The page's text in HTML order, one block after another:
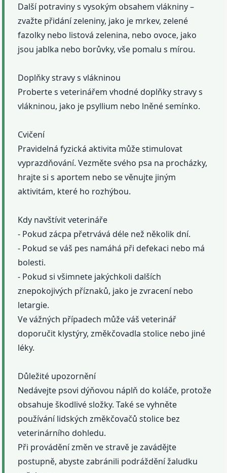
Další potraviny s vysokým obsahem vlákniny –
zvažte přidání zeleniny, jako je mrkev, zelené
fazolky nebo listová zelenina, nebo ovoce, jako
jsou jablka nebo borůvky, vše pomalu s mírou.
Doplňky stravy s vlákninou
Proberte s veterinářem vhodné doplňky stravy s
vlákninou, jako je psyllium nebo lněné semínko.
Cvičení
Pravidelná fyzická aktivita může stimulovat
vyprazdňování. Vezměte svého psa na procházky,
hrajte si s aportem nebo se věnujte jiným
aktivitám, které ho rozhýbou.
Kdy navštívit veterináře
- Pokud zácpa přetrvává déle než několik dní.
- Pokud se váš pes namáhá při defekaci nebo má
bolesti.
- Pokud si všimnete jakýchkoli dalších
znepokojivých příznaků, jako je zvracení nebo
letargie.
Ve vážných případech může váš veterinář
doporučit klystýry, změkčovadla stolice nebo jiné
léky.
Důležité upozornění
Nedávejte psovi dýňovou náplň do koláče, protože
obsahuje škodlivé složky. Také se vyhněte
používání lidských změkčovačů stolice bez
veterinárního dohledu.
Při provádění změn ve stravě je zavádějte
postupně, abyste zabránili podráždění žaludku